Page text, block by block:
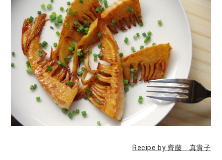
Recipe by 齊藤 真貴子